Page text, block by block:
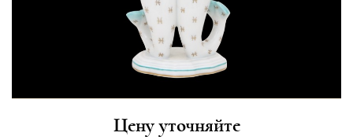
Цену уточняйте